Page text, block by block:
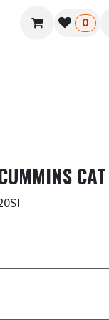
Usuario 0
CAT